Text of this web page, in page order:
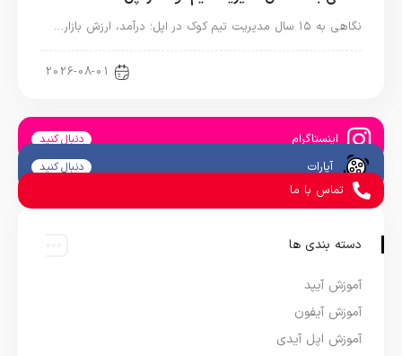
نگاهی به ۱۵ سال مدیریت تیم کوک در اپل؛ درآمد، ارزش بازار…
2026-08-01
اینستاگرام دنبال کنید
آپارات دنبال کنید
تماس با ما
دسته بندی ها
آموزش آیپد
آموزش آیفون
آموزش اپل آیدی